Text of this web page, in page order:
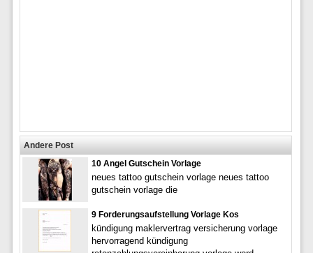
Andere Post
10 Angel Gutschein Vorlage
neues tattoo gutschein vorlage neues tattoo
gutschein vorlage die
9 Forderungsaufstellung Vorlage Kos
kündigung maklervertrag versicherung vorlage
hervorragend kündigung